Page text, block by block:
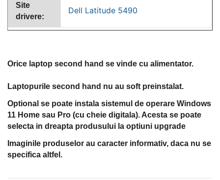
Site
drivere:
Dell Latitude 5490
Orice laptop second hand se vinde cu alimentator.
Laptopurile second hand nu au soft preinstalat.
Optional se poate instala sistemul de operare Windows
11 Home sau Pro (cu cheie digitala). Acesta se poate
selecta in dreapta produsului la optiuni upgrade
Imaginile produselor au caracter informativ, daca nu se
specifica altfel.